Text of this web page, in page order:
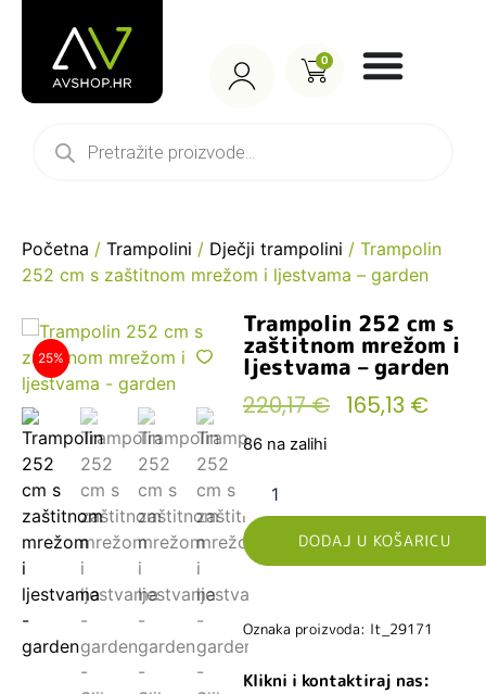
0
Početna / Trampolini / Dječji trampolini / Trampolin
252 cm s zaštitnom mrežom i ljestvama – garden
25%
Trampolin 252 cm s
zaštitnom mrežom i
ljestvama – garden
220,17€ 165,13 €
86 na zalihi
DODAJ U KOŠARICU
Oznaka proizvoda: lt_29171
Klikni i kontaktiraj nas: